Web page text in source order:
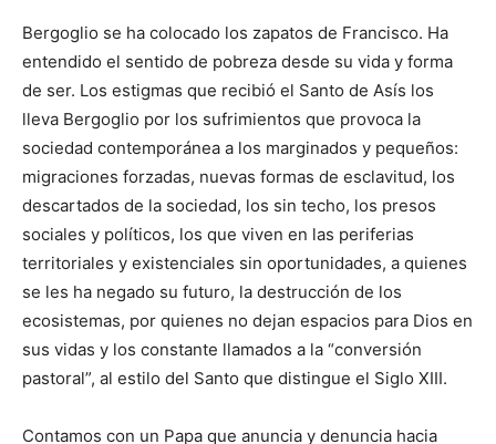
Bergoglio se ha colocado los zapatos de Francisco. Ha
entendido el sentido de pobreza desde su vida y forma
de ser. Los estigmas que recibió el Santo de Asís los
lleva Bergoglio por los sufrimientos que provoca la
sociedad contemporánea a los marginados y pequeños:
migraciones forzadas, nuevas formas de esclavitud, los
descartados de la sociedad, los sin techo, los presos
sociales y políticos, los que viven en las periferias
territoriales y existenciales sin oportunidades, a quienes
se les ha negado su futuro, la des­trucción de los
ecosistemas, por quienes no dejan espacios para Dios en
sus vidas y los constante llamados a la “conversión
pastoral”, al estilo del Santo que distingue el Siglo XIII.
Contamos con un Papa que anuncia y denuncia hacia